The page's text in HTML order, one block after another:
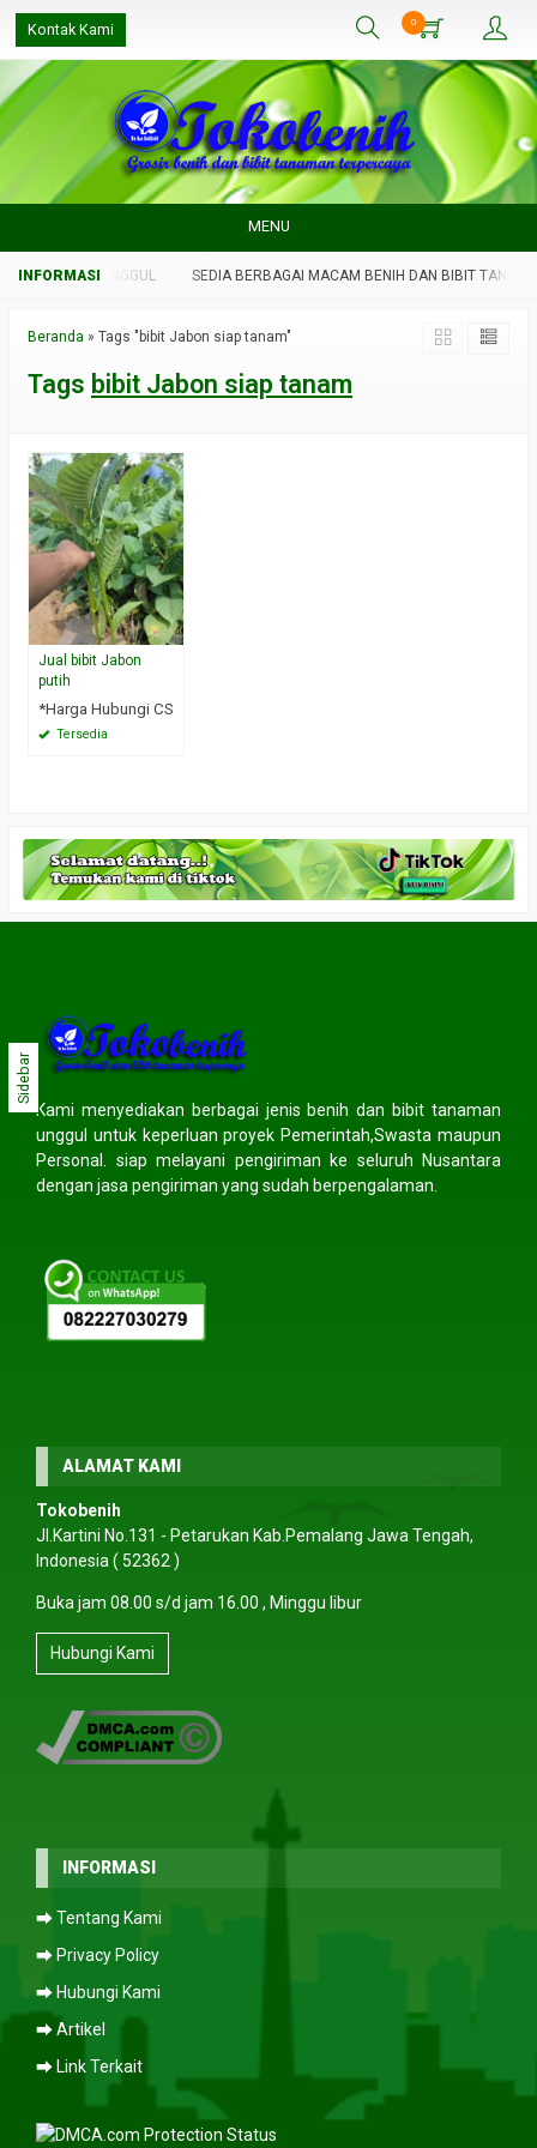
Kontak Kami 0
MENU
TANAMAN UNGGUL SEDIA BERBAGAI MACAM BENIH DAN BIBIT
Beranda » Tags "bibit Jabon siap tanam"
Tags bibit Jabon siap tanam
Jual bibit Jabon
putih
*Harga Hubungi CS
Tersedia
Sidebar
Kami menyediakan berbagai jenis benih dan bibit tanaman
unggul untuk keperluan proyek Pemerintah,Swasta maupun
Personal. siap melayani pengiriman ke seluruh Nusantara
dengan jasa pengiriman yang sudah berpengalaman.
ALAMAT KAMI
Tokobenih
Jl.Kartini No.131 - Petarukan Kab.Pemalang Jawa Tengah,
Indonesia ( 52362 )
Buka jam 08.00 s/d jam 16.00 , Minggu libur
Hubungi Kami
INFORMASI
⮕ Tentang Kami
⮕ Privacy Policy
⮕ Hubungi Kami
⮕ Artikel
⮕ Link Terkait